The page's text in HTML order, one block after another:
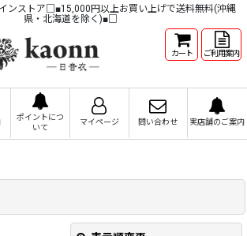
ンストア□■15,000円以上お買い上げで送料無料(沖縄
県・北海道を除く)■□
カート ご利用案内
ポイントにつ
いて
マイページ 問い合わせ 実店舗のご案内